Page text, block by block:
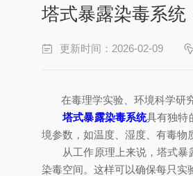
塔式暴露染毒系统
更新时间：2026-02-09
在毒理学实验、环境科学研究
塔式暴露染毒系统具有独特
境参数，如温度、湿度、有毒物
从工作原理上来说，塔式暴露
染毒空间。这样可以确保每只实